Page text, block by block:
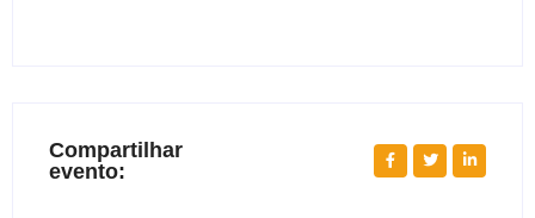
Compartilhar
evento: